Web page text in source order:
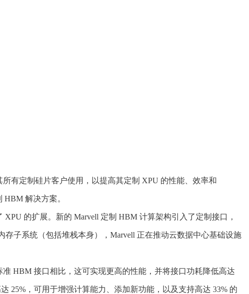
有定制硅片客户使用，以提高其定制 XPU 的性能、效率和
解决方案。
的扩展。新的 Marvell 定制 HBM 计算架构引入了定制接口，
子系统（包括堆栈本身），Marvell 正在推动云数据中心基础设施
HBM 接口相比，这可实现更高的性能，并将接口功耗降低高达
25%，可用于增强计算能力、添加新功能，以及支持高达 33% 的